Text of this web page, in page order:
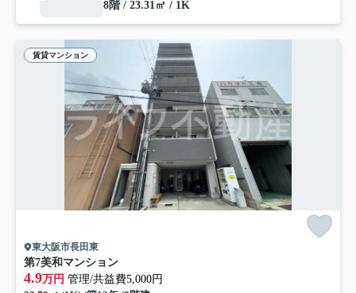
8階 / 23.31㎡ / 1K
賃貸マンション
東大阪市長田東
第7美和マンション
4.9万円 管理/共益費5,000円